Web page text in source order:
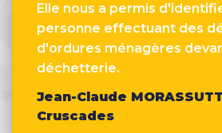
Elle nous a permis
personne effectuant des
d'ordures ménagères
déchetterie.
Jean-Claude
Cruscades